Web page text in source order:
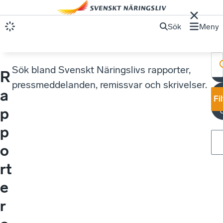
Sök Meny
R
a
p
p
o
rt
e
r
Sök bland Svenskt Näringslivs rapporter,
pressmeddelanden, remissvar och skrivelser.